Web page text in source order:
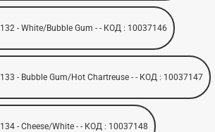
132 - White/Bubble Gum - - КОД : 10037146
133 - Bubble Gum/Hot Chartreuse - - КОД : 10037147
134 - Cheese/White - - КОД : 10037148